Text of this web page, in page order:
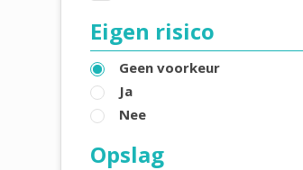
Eigen risico
Geen voorkeur
Ja
Nee
Opslag